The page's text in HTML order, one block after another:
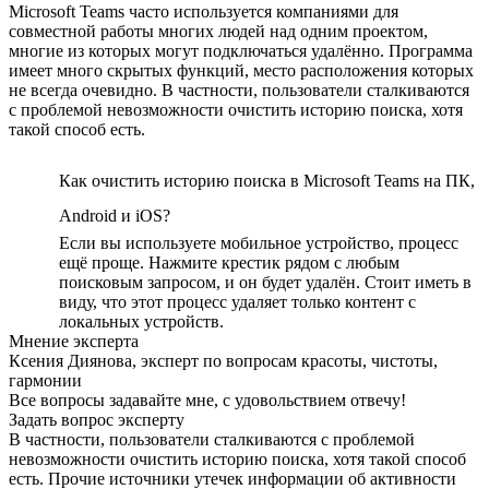
Microsoft Teams часто используется компаниями для
совместной работы многих людей над одним проектом,
многие из которых могут подключаться удалённо. Программа
имеет много скрытых функций, место расположения которых
не всегда очевидно. В частности, пользователи сталкиваются
с проблемой невозможности очистить историю поиска, хотя
такой способ есть.
Как очистить историю поиска в Microsoft Teams на ПК,
Android и iOS?
Если вы используете мобильное устройство, процесс
ещё проще. Нажмите крестик рядом с любым
поисковым запросом, и он будет удалён. Стоит иметь в
виду, что этот процесс удаляет только контент с
локальных устройств.
Мнение эксперта
Ксения Диянова, эксперт по вопросам красоты, чистоты,
гармонии
Все вопросы задавайте мне, с удовольствием отвечу!
Задать вопрос эксперту
В частности, пользователи сталкиваются с проблемой
невозможности очистить историю поиска, хотя такой способ
есть. Прочие источники утечек информации об активности